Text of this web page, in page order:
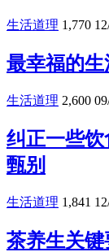
生活道理 1,770
最幸福的生
生活道理 2,600
纠正一些
甄别
生活道理 1,841
茶养生关